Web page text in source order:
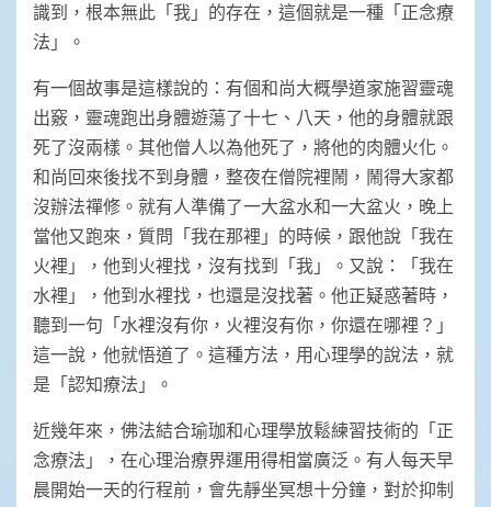
識到，根本無此「我」的存在，這個就是一種「正念療
法」。
有一個故事是這樣說的：有個和尚大概學道家施習靈魂
出竅，靈魂跑出身體遊蕩了十七、八天，他的身體就跟
死了沒兩樣。其他僧人以為他死了，將他的肉體火化。
和尚回來後找不到身體，整夜在僧院裡鬧，鬧得大家都
沒辦法禪修。就有人準備了一大盆水和一大盆火，晚上
當他又跑來，質問「我在那裡」的時候，跟他說「我在
火裡」，他到火裡找，沒有找到「我」。又說：「我在
水裡」，他到水裡找，也還是沒找著。他正疑惑著時，
聽到一句「水裡沒有你，火裡沒有你，你還在哪裡？」
這一說，他就悟道了。這種方法，用心理學的說法，就
是「認知療法」。
近幾年來，佛法結合瑜珈和心理學放鬆練習技術的「正
念療法」，在心理治療界運用得相當廣泛。有人每天早
晨開始一天的行程前，會先靜坐冥想十分鐘，對於抑制